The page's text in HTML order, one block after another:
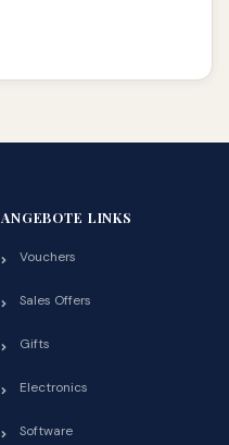
ANGEBOTE LINKS
Vouchers
Sales Offers
Gifts
Electronics
Software